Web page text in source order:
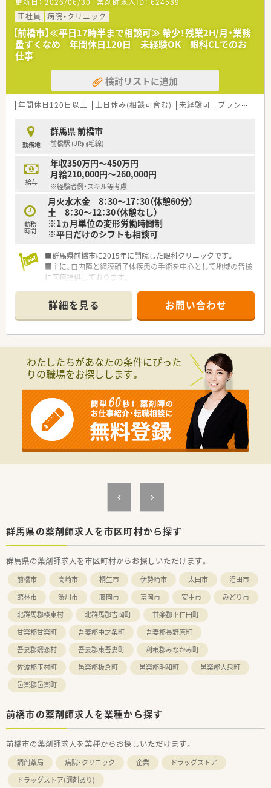
正社員
病院・クリニック
【前橋市】≪平日17時半まで相談可≫ 希少！残業2H/月・業務
量すくなめ 年間休日120日 未経験OK 眼科CLでのお
仕事
検討リストに追加
年間休日120日以上 土日休み(相談可含む) 未経験可 ブランク可
勤務地
群馬県 前橋市
前橋駅 (JR両毛線)
給与
年収350万円～450万円
月給210,000円～260,000円
※経験者例・スキル等考慮
勤務
時間
月火水木金 8：30～17：30（休憩60分）
土 8：30～12：30（休憩なし）
※1ヵ月単位の変形労働時間制
※平日だけのシフトも相談可
■群馬県前橋市に2015年に開院した眼科クリニックです。
■主に、白内障と網膜硝子体疾患の手術を中心として地域の皆様
に医療提供しております。
詳細を見る お問い合わせ
わたしたちがあなたの条件にぴった
りの職場をお探しします。
群馬県の薬剤師求人を市区町村から探す
群馬県の薬剤師求人を市区町村からお探しいただけます。
前橋市 高崎市 桐生市 伊勢崎市 太田市
沼田市
館林市
渋川市 藤岡市 富岡市 安中市
みどり市
北群馬郡榛東村
北群馬郡吉岡町
甘楽郡下仁田町
甘楽郡甘楽町
吾妻郡中之条町
吾妻郡長野原町
吾妻郡嬬恋村
吾妻郡東吾妻町
利根郡みなかみ町
佐波郡玉村町
邑楽郡板倉町 邑楽郡明和町
邑楽郡大泉町
邑楽郡邑楽町
前橋市の薬剤師求人を業種から探す
前橋市の薬剤師求人を業種からお探しいただけます。
調剤薬局 病院・クリニック 企業
ドラッグストア
ドラッグストア(調剤あり)